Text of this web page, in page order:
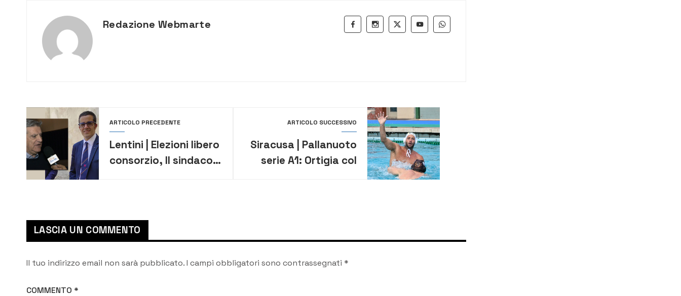
Redazione Webmarte
ARTICOLO PRECEDENTE
Lentini | Elezioni libero
consorzio, Il sindaco
in me un convinto
sostenitore”
ARTICOLO SUCCESSIVO
Siracusa | Pallanuoto
serie A1: Ortigia col
LASCIA UN COMMENTO
Il tuo indirizzo email non sarà pubblicato.I campi obbligatori sono contrassegnati *
COMMENTO *